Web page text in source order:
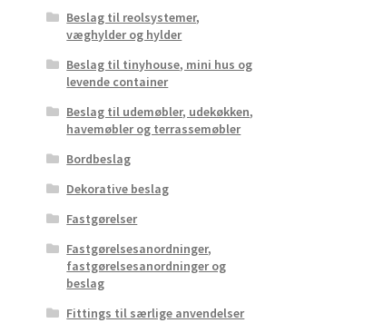
Beslag til reolsystemer,
væghylder og hylder
Beslag til tinyhouse, mini hus og
levende container
Beslag til udemøbler, udekøkken,
havemøbler og terrassemøbler
Bordbeslag
Dekorative beslag
Fastgørelser
Fastgørelsesanordninger,
fastgørelsesanordninger og
beslag
Fittings til særlige anvendelser